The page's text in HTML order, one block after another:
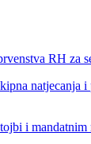
RH za
natjecanja
i mandatnim